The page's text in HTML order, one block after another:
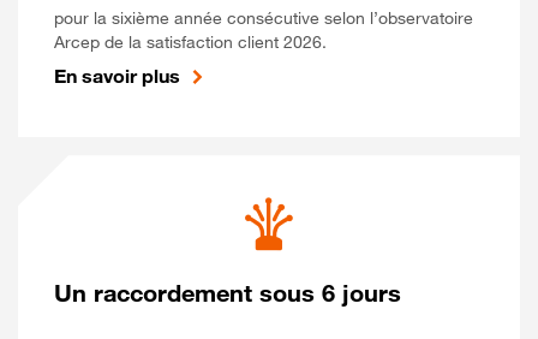
pour la sixième année consécutive selon l’observatoire
Arcep de la satisfaction client 2026.
En savoir plus
Un raccordement sous 6 jours